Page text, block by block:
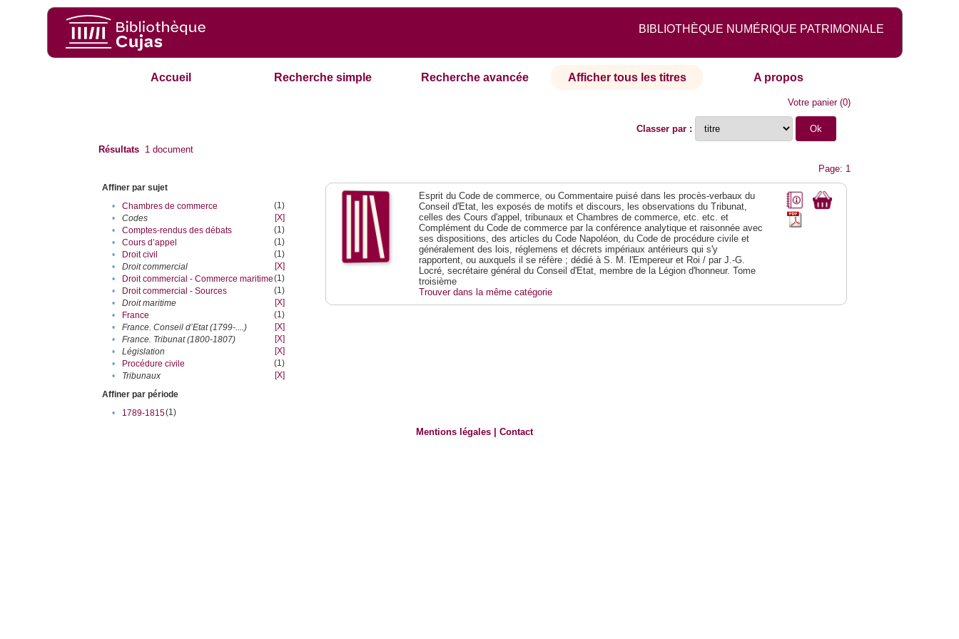
BIBLIOTHÈQUE NUMÉRIQUE PATRIMONIALE
Accueil Recherche simple Recherche avancée Afficher tous les titres A propos
Votre panier(0)
Classer par :
Résultats 1 document
Page: 1
Affiner par sujet
•
Chambres de commerce
(1)
•
Codes
[X]
•
Comptes-rendus des débats
(1)
•
Cours d’appel
(1)
•
Droit civil
(1)
•
Droit commercial
[X]
•
Droit commercial - Commerce maritime(1)
•
Droit commercial - Sources
(1)
•
Droit maritime
[X]
•
France
(1)
•
France. Conseil d’Etat (1799-....)
[X]
•
France. Tribunat (1800-1807)
[X]
•
Législation
[X]
•
Procédure civile
(1)
•
Tribunaux
[X]
Affiner par période
•
1789-1815(1)
Esprit du Code de commerce, ou Commentaire puisé dans les procès-verbaux du
Conseil d'Etat, les exposés de motifs et discours, les observations du Tribunat,
celles des Cours d'appel, tribunaux et Chambres de commerce, etc. etc. et
Complément du Code de commerce par la conférence analytique et raisonnée avec
ses dispositions, des articles du Code Napoléon, du Code de procédure civile et
généralement des lois, réglemens et décrets impériaux antérieurs qui s'y
rapportent, ou auxquels il se réfère ; dédié à S. M. l'Empereur et Roi / par J.-G.
Locré, secrétaire général du Conseil d'Etat, membre de la Légion d'honneur. Tome
troisième
Trouver dans la même catégorie
Mentions légales |Contact